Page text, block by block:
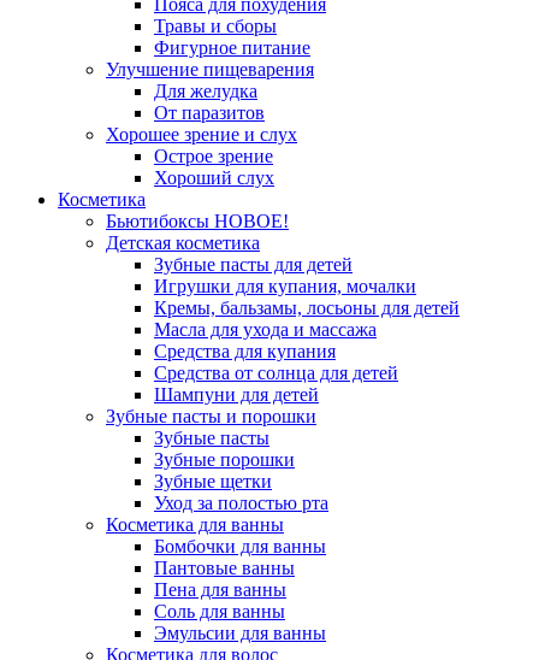
Пояса для похудения
Травы и сборы
Фигурное питание
Улучшение пищеварения
Для желудка
От паразитов
Хорошее зрение и слух
Острое зрение
Хороший слух
Косметика
Бьютибоксы НОВОЕ!
Детская косметика
Зубные пасты для детей
Игрушки для купания, мочалки
Кремы, бальзамы, лосьоны для детей
Масла для ухода и массажа
Средства для купания
Средства от солнца для детей
Шампуни для детей
Зубные пасты и порошки
Зубные пасты
Зубные порошки
Зубные щетки
Уход за полостью рта
Косметика для ванны
Бомбочки для ванны
Пантовые ванны
Пена для ванны
Соль для ванны
Эмульсии для ванны
Косметика для волос